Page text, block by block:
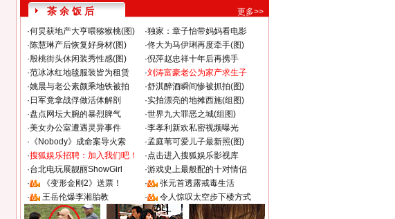
茶 余 饭 后
更多>>
·何炅获地产大亨喂猕猴桃(图) ·独家：章子怡带妈妈看电影
·陈慧琳产后恢复好身材(图) ·佟大为马伊琍再度牵手(图)
·殷桃街头休闲装秀性感(图) ·倪萍赵忠祥十年后再携手
·范冰冰红地毯服装皆为租赁 ·刘涛富豪老公为家产求生子
·姚晨与老公素颜乘地铁被拍 ·舒淇醉酒瞬间惨被抓拍(图)
· 日军竟拿战俘做活体解剖 ·实拍漂亮的地摊西施(组图)
·盘点网坛大腕的暴烈脾气 ·世界九大罪恶之城(组图)
·美女办公室遭遇灵异事件 ·李孝利新欢私密视频曝光
· 《Nobody》成命案导火索 ·孟庭苇可爱儿子最新照(图)
·搜狐娱乐招聘：加入我们吧！ ·点击进入搜狐娱乐影视库
·台北电玩展靓丽ShowGirl ·游戏史上最般配的十对情侣
·
《变形金刚2》送票！ ·
张元首透露戒毒生活
·
王岳伦爆李湘胎教 · 令人惊叹太空步下楼方式